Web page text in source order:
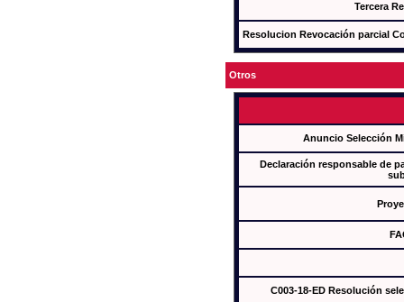
Tercera
Resolucion Revocación parcial
Otros
Anuncio Selección
Declaración responsable de
C003-18-ED Resolución